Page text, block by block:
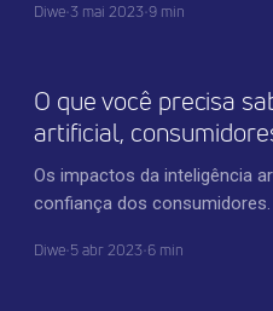
Diwe•3 mai 2023•9 min
TECNOLOGIA
O que você precisa
artificial,
Os impactos da inteligência
confiança dos consumidores.
Diwe•5 abr 2023•6 min
INOVAÇÃO CORPORATIVA